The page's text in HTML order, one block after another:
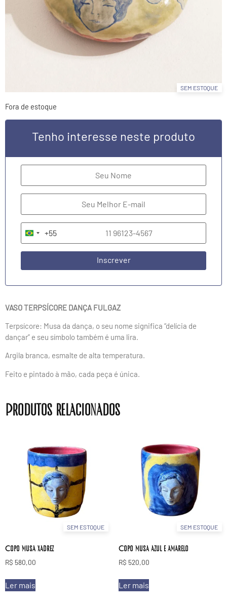
SEM ESTOQUE
Fora de estoque
Tenho interesse neste produto
Brazil +55
+55
Inscrever
VASO TERPSÍCORE DANÇA FULGAZ
Terpsícore: Musa da dança, o seu nome significa “delícia de
dançar” e seu símbolo também é uma lira.
Argila branca, esmalte de alta temperatura.
Feito e pintado à mão, cada peça é única.
Produtos relacionados
SEM ESTOQUE
Copo musa xadrez
R$ 580,00
Ler mais
SEM ESTOQUE
Copo musa azul e amarelo
R$ 520,00
Ler mais